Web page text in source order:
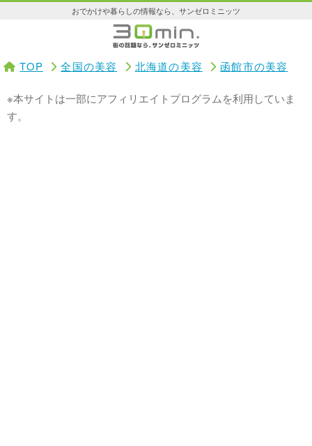
おでかけや暮らしの情報なら、サンゼロミニッツ
TOP 全国の美容 北海道の美容 函館市の美容
※本サイトは一部にアフィリエイトプログラムを利用していま
す。